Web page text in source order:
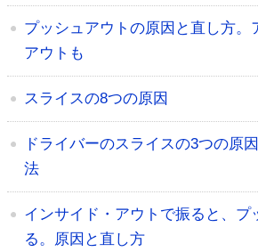
プッシュアウトの原因と直し方。
アウトも
スライスの8つの原因
ドライバーのスライスの3つの原
法
インサイド・アウトで振ると、プ
る。原因と直し方